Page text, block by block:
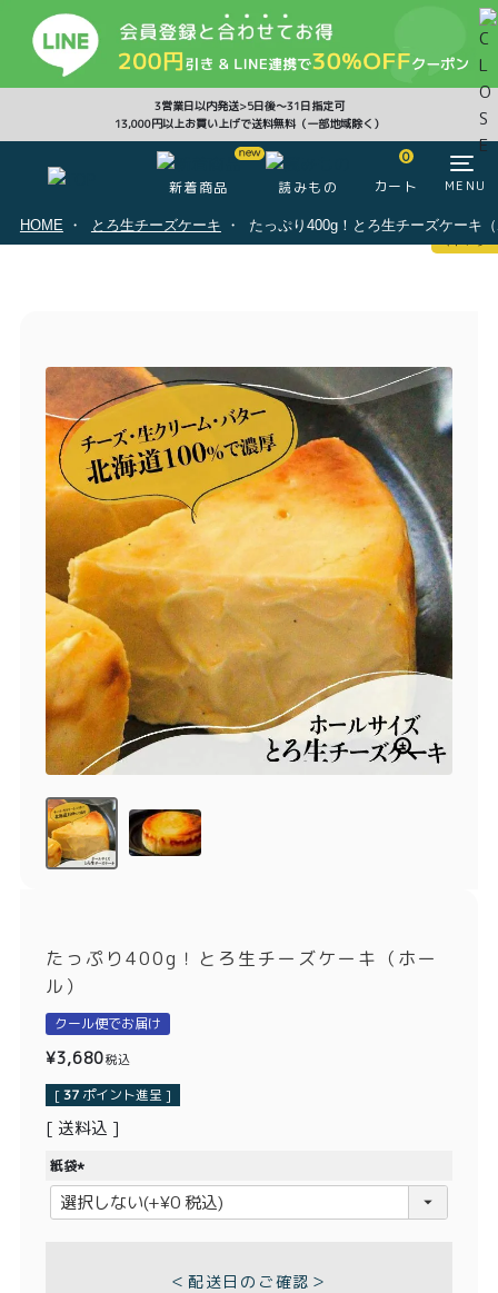
3営業日以内発送>5日後〜31日指定可
13,000円以上お買い上げで送料無料（一部地域除く）
新着商品 読みもの
0
カート MENU
CLOSE
0
商品一覧
とろ生ガトーショコラ
とろ生 まとめ買いお得
セット
お中元
紅茶toroaTea
とろ生チーズケーキ
濃抹茶とろ生ガトーシ
ョコラ
とろ生シュー
クッキー缶
お誕生日セット
〜¥1,999
¥4,000〜¥5,999
TOP
読みもの
会社概要
商品
HOME とろ生チーズケーキ たっぷり400g！とろ生チーズケーキ
たっぷり400g！とろ生チーズケーキ（ホー
ル）
クール便でお届け
¥3,680税込
[37 ポイント進呈 ]
送料込
紙袋
(
必
＜配送日のご確認＞